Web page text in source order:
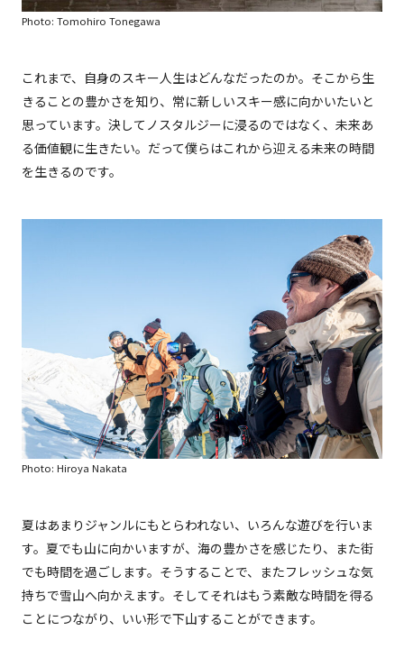
Photo: Tomohiro Tonegawa
これまで、自身のスキー人生はどんなだったのか。そこから生
きることの豊かさを知り、常に新しいスキー感に向かいたいと
思っています。決してノスタルジーに浸るのではなく、未来あ
る価値観に生きたい。だって僕らはこれから迎える未来の時間
を生きるのです。
Photo: Hiroya Nakata
夏はあまりジャンルにもとらわれない、いろんな遊びを行いま
す。夏でも山に向かいますが、海の豊かさを感じたり、また街
でも時間を過ごします。そうすることで、またフレッシュな気
持ちで雪山へ向かえます。そしてそれはもう素敵な時間を得る
ことにつながり、いい形で下山することができます。